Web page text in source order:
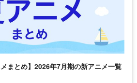
メまとめ】2026年7月期の新アニメ一覧